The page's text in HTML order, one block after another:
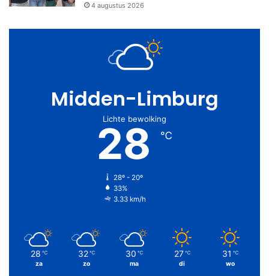
4 augustus 2026
Midden-Limburg
Lichte bewolking
28 ℃
28º - 20º
33%
3.33 km/h
28 ℃
za
32 ℃
zo
30 ℃
ma
27 ℃
di
31 ℃
wo